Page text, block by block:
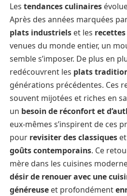
Les tendances culinaires
Après des années marquées
plats industriels et les
venues du monde entier, un
semble s’imposer. De plus en
redécouvrent les plats
générations précédentes. Ces
souvent mijotées et riches en
un besoin de réconfort et
eux-mêmes s’inspirent de ces
pour revisiter des classiques
goûts contemporains. Ce
mère dans les cuisines
désir de renouer avec une
généreuse et profondément